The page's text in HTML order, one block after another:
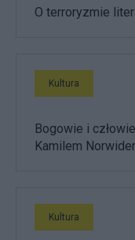
O terroryzmie
Kultura
Bogowie i
Kamilem
Kultura